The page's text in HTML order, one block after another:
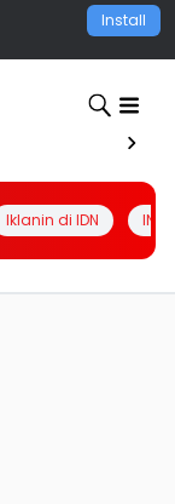
Install
Iklanin di IDN